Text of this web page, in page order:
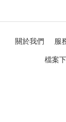
關於我們 服
檔案